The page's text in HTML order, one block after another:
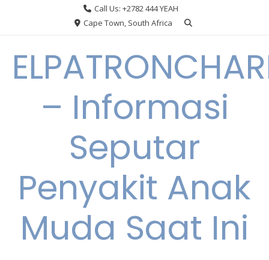
Call Us: +2782 444 YEAH
Cape Town, South Africa
– Informasi
Seputar
Penyakit Anak
Muda Saat Ini